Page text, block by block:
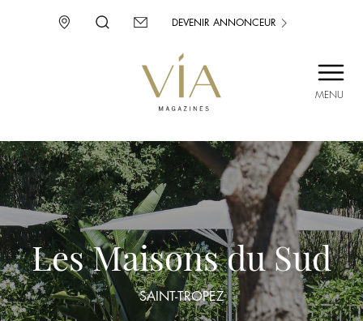
MENU
CORSE
ENVIE D’AILLEURS
DEVENIR ANNONCEUR
Les Maisons du Sud
SAINT-TROPEZ